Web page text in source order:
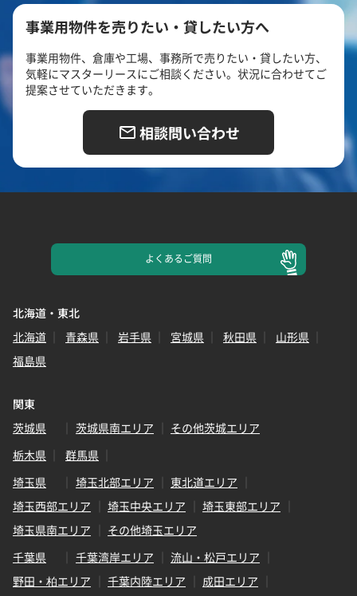
事業用物件を売りたい・貸したい方へ
事業用物件、倉庫や工場、事務所で売りたい・貸したい方、
気軽にマスターリースにご相談ください。状況に合わせてご
提案させていただきます。
相談問い合わせ
よくあるご質問
北海道・東北
北海道
青森県 岩手県 宮城県 秋田県
山形県
福島県
関東
茨城県
茨城県南エリア
その他茨城エリア
栃木県
群馬県
埼玉県
埼玉北部エリア
東北道エリア
埼玉西部エリア
埼玉中央エリア
埼玉東部エリア
埼玉県南エリア
その他埼玉エリア
千葉県
千葉湾岸エリア
流山・松戸エリア
野田・柏エリア
千葉内陸エリア
成田エリア